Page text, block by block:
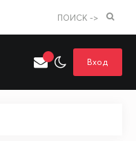
ПОИСК ->
Вход